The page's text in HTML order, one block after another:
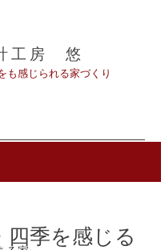
工房 悠
も感じられる家づくり
四季を感じる